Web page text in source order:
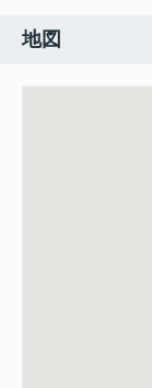
地図